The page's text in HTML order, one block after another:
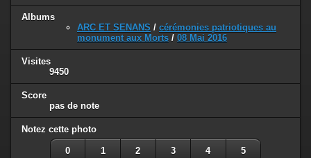
Albums
ARC ET SENANS / cérémonies patriotiques au
monument aux Morts / 08 Mai 2016
Visites
9450
Score
pas de note
Notez cette photo
0 1 2 3 4 5